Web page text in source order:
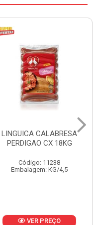
MORTADELA PERDIGAO
FRANGO CAIXA 14KG
Código: 1219
Embalagem: KG/14
VER PREÇO